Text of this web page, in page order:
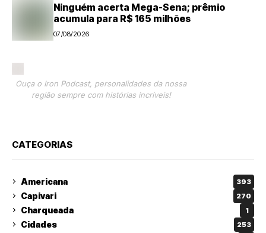
Ninguém acerta Mega-Sena; prêmio
acumula para R$ 165 milhões
07/08/2026
Ouça o Iron Podcast, personalidades da nossa
região sempre com histórias incríveis!
CATEGORIAS
Americana 393
Capivari 270
Charqueada 1
Cidades 253